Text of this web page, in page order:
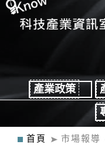
產業政策
首頁 市場報導